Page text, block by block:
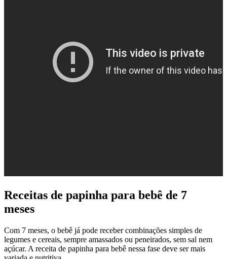
Receitas de papinha para bebê de 7
meses
Com 7 meses, o bebê já pode receber combinações simples de
legumes e cereais, sempre amassados ou peneirados, sem sal nem
açúcar. A receita de papinha para bebê nessa fase deve ser mais